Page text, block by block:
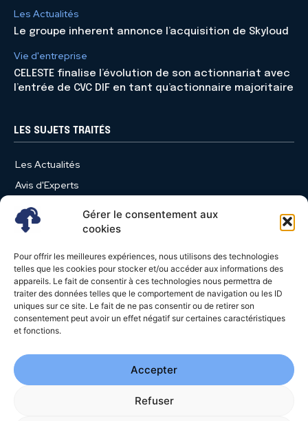
Gérer le consentement aux
cookies
Pour offrir les meilleures expériences, nous utilisons des technologies
telles que les cookies pour stocker et/ou accéder aux informations des
appareils. Le fait de consentir à ces technologies nous permettra de
traiter des données telles que le comportement de navigation ou les ID
uniques sur ce site. Le fait de ne pas consentir ou de retirer son
consentement peut avoir un effet négatif sur certaines caractéristiques
et fonctions.
Accepter
Refuser
Les Actualités
Le groupe inherent annonce l’acquisition de Skyloud
Vie d'entreprise
CELESTE finalise l’évolution de son actionnariat avec
l’entrée de CVC DIF en tant qu’actionnaire majoritaire
LES SUJETS TRAITÉS
Les Actualités
Avis d'Experts
Produits et Services
Vie d'entreprise
Nominations
Études
Évènements
Video News